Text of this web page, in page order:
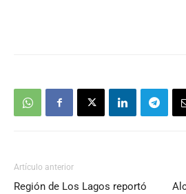
Artículo anterior
Región de Los Lagos reportó